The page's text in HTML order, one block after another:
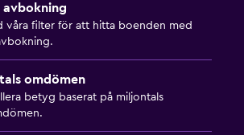
avbokning
våra filter för att hitta boenden med
omdömen
betyg baserat på miljontals